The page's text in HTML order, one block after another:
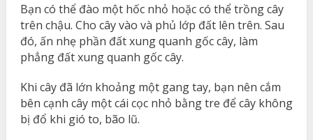
Bạn có thể đào một hốc nhỏ hoặc có thể trồng cây
trên chậu. Cho cây vào và phủ lớp đất lên trên. Sau
đó, ấn nhẹ phần đất xung quanh gốc cây, làm
phẳng đất xung quanh gốc cây.
Khi cây đã lớn khoảng một gang tay, bạn nên cắm
bên cạnh cây một cái cọc nhỏ bằng tre để cây không
bị đổ khi gió to, bão lũ.